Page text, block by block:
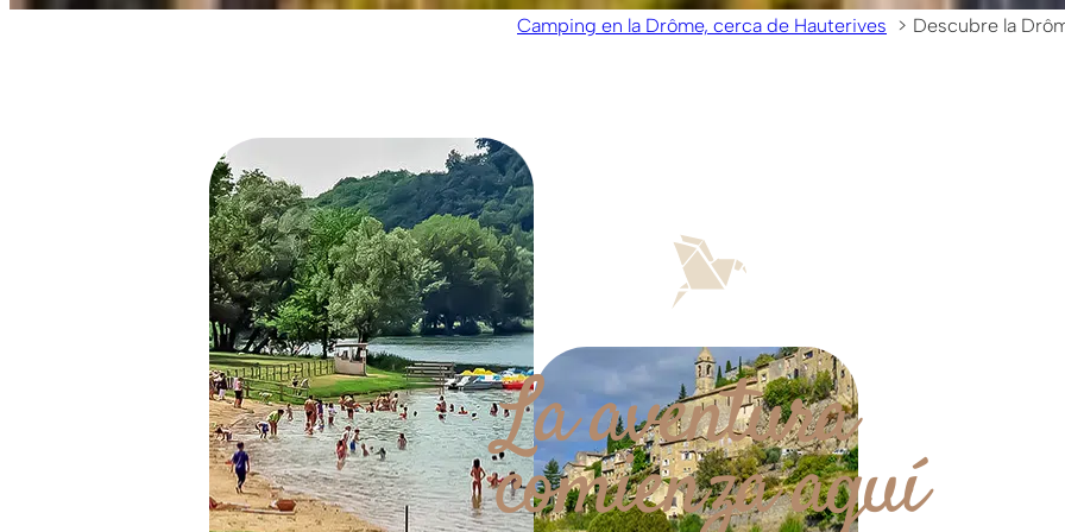
Camping en la Drôme, cerca de Hauterives Descubre la
La aventura
comienza aquí